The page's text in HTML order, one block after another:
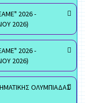
2026 -
2026)
2026 -
2026)
ΟΛΥΜΠΙΑΔΑΣ